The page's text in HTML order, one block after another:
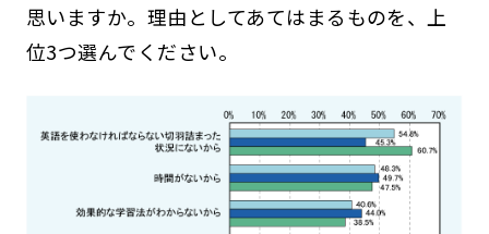
思いますか。理由としてあてはまるものを、上
位3つ選んでください。